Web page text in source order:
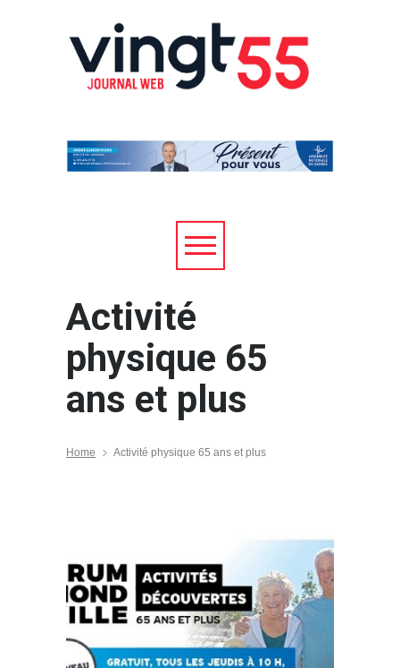
Activité
physique 65
ans et plus
Home Activité physique 65 ans et plus